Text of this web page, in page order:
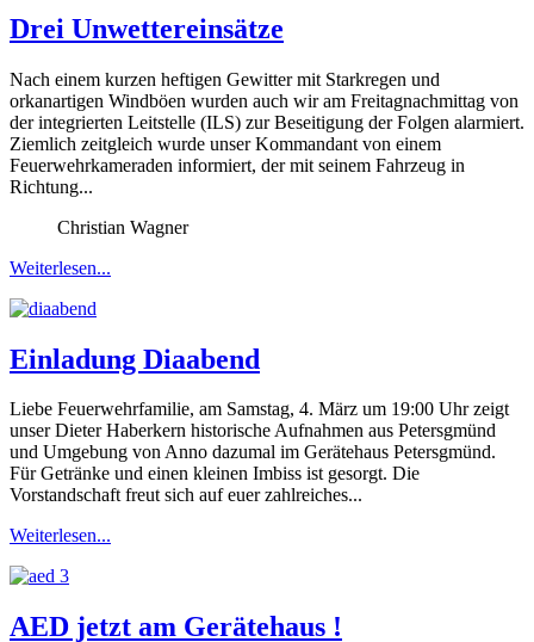
Drei Unwettereinsätze
Nach einem kurzen heftigen Gewitter mit Starkregen und
orkanartigen Windböen wurden auch wir am Freitagnachmittag von
der integrierten Leitstelle (ILS) zur Beseitigung der Folgen alarmiert.
Ziemlich zeitgleich wurde unser Kommandant von einem
Feuerwehrkameraden informiert, der mit seinem Fahrzeug in
Richtung...
Christian Wagner
Weiterlesen...
Einladung Diaabend
Liebe Feuerwehrfamilie, am Samstag, 4. März um 19:00 Uhr zeigt
unser Dieter Haberkern historische Aufnahmen aus Petersgmünd
und Umgebung von Anno dazumal im Gerätehaus Petersgmünd.
Für Getränke und einen kleinen Imbiss ist gesorgt. Die
Vorstandschaft freut sich auf euer zahlreiches...
Weiterlesen...
AED jetzt am Gerätehaus !